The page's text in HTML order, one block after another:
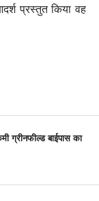
प्रस्तुत किया वह
ग्रीनफील्ड बाईपास का